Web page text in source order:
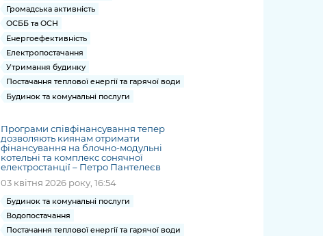
Громадська активність
ОСББ та ОСН
Енергоефективність
Електропостачання
Утримання будинку
Постачання теплової енергії та гарячої води
Будинок та комунальні послуги
Програми співфінансування тепер
дозволяють киянам отримати
фінансування на блочно-модульні
котельні та комплекс сонячної
електростанції – Петро Пантелеєв
03 квітня 2026 року, 16:54
Будинок та комунальні послуги
Водопостачання
Постачання теплової енергії та гарячої води